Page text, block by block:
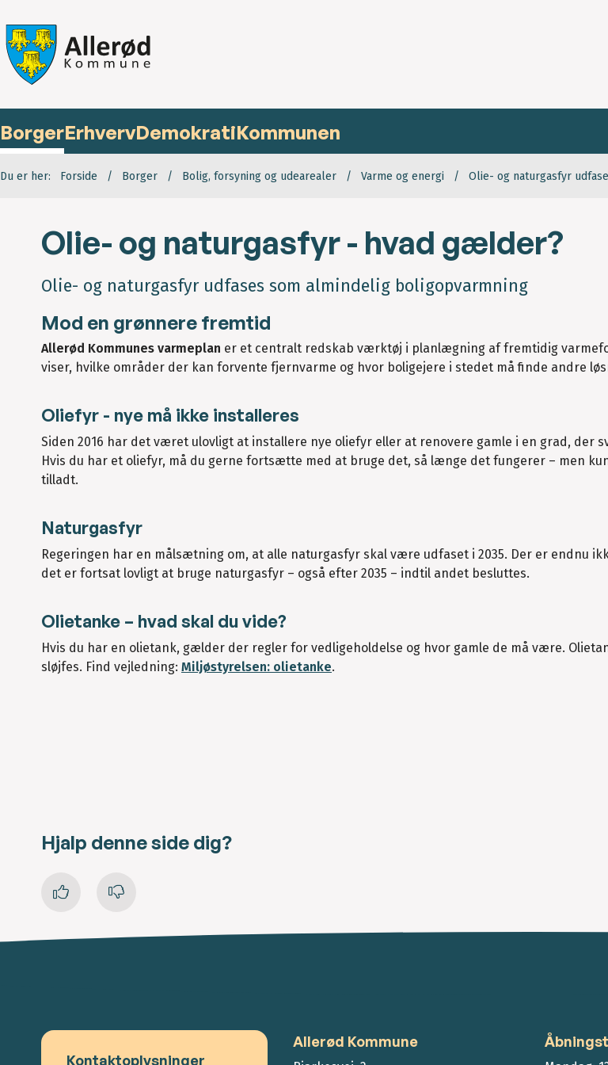
BorgerErhvervDemokratiKommunen
Du er her: Forside Borger Bolig, forsyning og udearealer Varme og energi Olie- og naturgasfyr
Olie- og naturgasfyr - hvad gælder?
Olie- og naturgasfyr udfases som almindelig boligopvarmning
Mod en grønnere fremtid
Allerød Kommunes varmeplan er et centralt redskab værktøj i planlægning af fremtidig
viser, hvilke områder der kan forvente fjernvarme og hvor boligejere i stedet må finde andre
Oliefyr - nye må ikke installeres
Siden 2016 har det været ulovligt at installere nye oliefyr eller at renovere gamle i en grad, der
Hvis du har et oliefyr, må du gerne fortsætte med at bruge det, så længe det fungerer – men
tilladt.
Naturgasfyr
Regeringen har en målsætning om, at alle naturgasfyr skal være udfaset i 2035. Der er endnu
det er fortsat lovligt at bruge naturgasfyr – også efter 2035 – indtil andet besluttes.
Olietanke – hvad skal du vide?
Hvis du har en olietank, gælder der regler for vedligeholdelse og hvor gamle de må være.
sløjfes. Find vejledning: Miljøstyrelsen: olietanke.
Hjalp denne side dig?
Kontaktoplysninger
Allerød Kommune